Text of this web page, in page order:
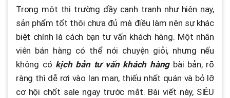
Trong một thị trường đầy cạnh tranh như hiện nay,
sản phẩm tốt thôi chưa đủ mà điều làm nên sự khác
biệt chính là cách bạn tư vấn khách hàng. Một nhân
viên bán hàng có thể nói chuyện giỏi, nhưng nếu
không có kịch bản tư vấn khách hàngbài bản, rõ
ràng thì dễ rơi vào lan man, thiếu nhất quán và bỏ lỡ
cơ hội chốt sale ngay trước mắt. Bài viết này, SIÊU